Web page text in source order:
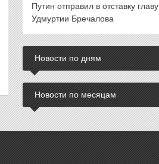
Путин отправил в отставку главу
Удмуртии Бречалова
Новости по дням
Новости по месяцам